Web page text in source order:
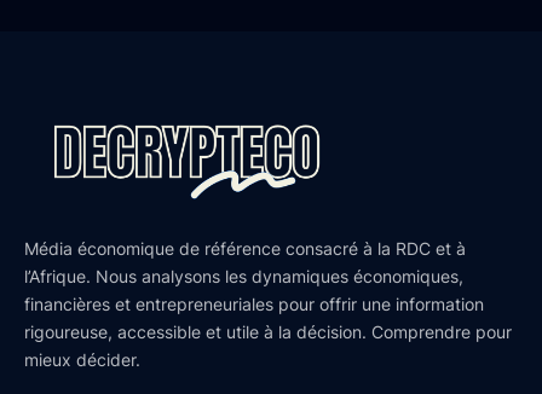
Média économique de référence consacré à la RDC et à
l’Afrique. Nous analysons les dynamiques économiques,
financières et entrepreneuriales pour offrir une information
rigoureuse, accessible et utile à la décision. Comprendre pour
mieux décider.